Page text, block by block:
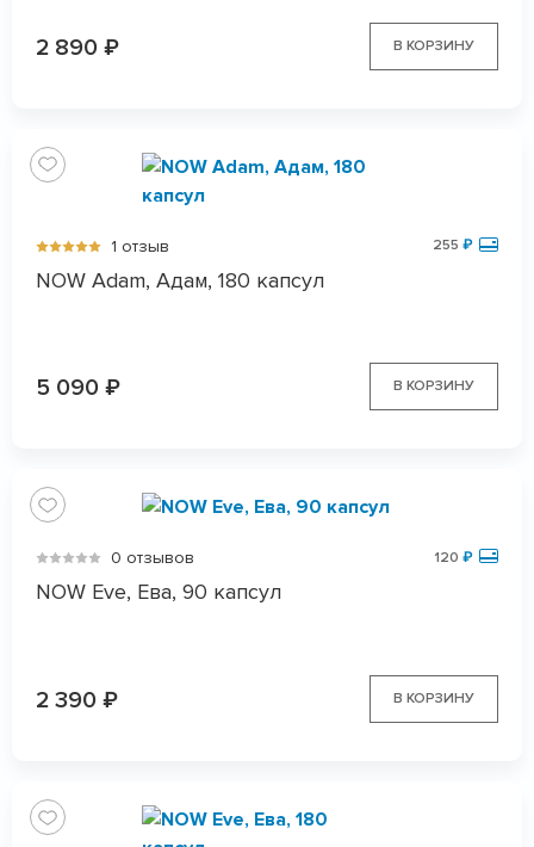
2 890 ₽ В КОРЗИНУ
1 отзыв 255 ₽
NOW Adam, Адам, 180 капсул
5 090 ₽ В КОРЗИНУ
0 отзывов 120 ₽
NOW Eve, Ева, 90 капсул
2 390 ₽ В КОРЗИНУ